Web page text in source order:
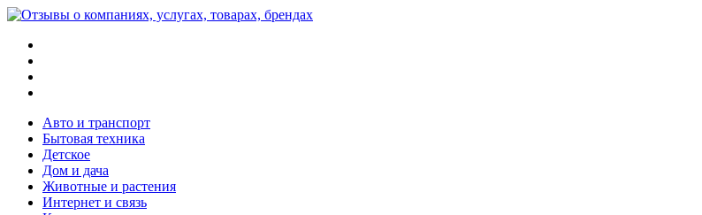
Авто и транспорт
Бытовая техника
Детское
Дом и дача
Животные и растения
Интернет и связь